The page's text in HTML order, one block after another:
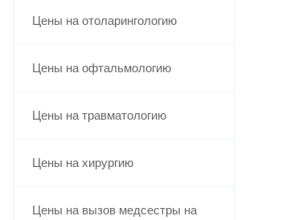
Цены на отоларингологию
Цены на офтальмологию
Цены на травматологию
Цены на хирургию
Цены на вызов медсестры на